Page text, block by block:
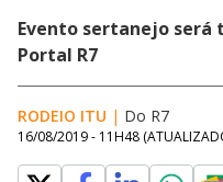
Evento sertanejo
Portal R7
RODEIO ITU | Do R7
16/08/2019 - 11H48